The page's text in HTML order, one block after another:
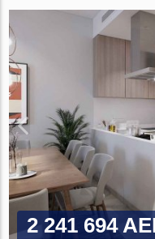
2 241 694